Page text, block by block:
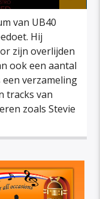
van UB40
Hij
zijn overlijden
ook een aantal
verzameling
tracks van
zoals Stevie